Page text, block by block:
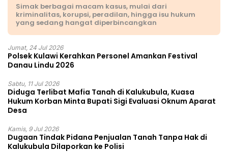
Simak berbagai macam kasus, mulai dari
kriminalitas, korupsi, peradilan, hingga isu hukum
yang sedang hangat diperbincangkan
Jumat, 24 Jul 2026
Polsek Kulawi Kerahkan Personel Amankan Festival
Danau Lindu 2026
Sabtu, 11 Jul 2026
Diduga Terlibat Mafia Tanah di Kalukubula, Kuasa
Hukum Korban Minta Bupati Sigi Evaluasi Oknum Aparat
Desa
Kamis, 9 Jul 2026
Dugaan Tindak Pidana Penjualan Tanah Tanpa Hak di
Kalukubula Dilaporkan ke Polisi